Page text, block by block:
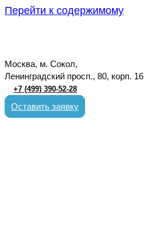
Перейти к содержимому
Москва, м. Сокол,
Ленинградский просп., 80, корп. 16
+7 (499) 390-52-28
Оставить заявку